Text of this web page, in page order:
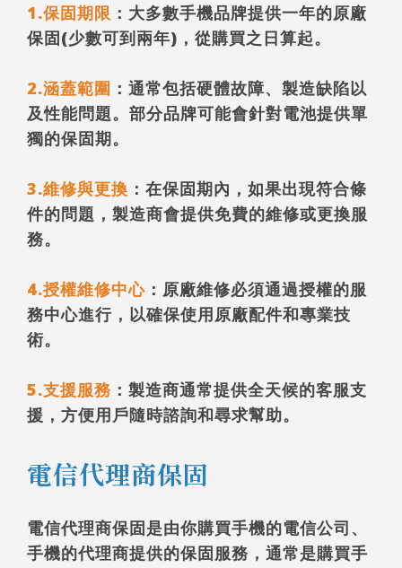
1.保固期限 ：大多數手機品牌提供一年的原廠
保固(少數可到兩年)，從購買之日算起。
2.涵蓋範圍 ：通常包括硬體故障、製造缺陷以
及性能問題。部分品牌可能會針對電池提供單
獨的保固期。
3.維修與更換 ：在保固期內，如果出現符合條
件的問題，製造商會提供免費的維修或更換服
務。
4.授權維修中心 ：原廠維修必須通過授權的服
務中心進行，以確保使用原廠配件和專業技
術。
5.支援服務 ：製造商通常提供全天候的客服支
援，方便用戶隨時諮詢和尋求幫助。
電信代理商保固
電信代理商保固是由你購買手機的電信公司、
手機的代理商提供的保固服務，通常是購買手